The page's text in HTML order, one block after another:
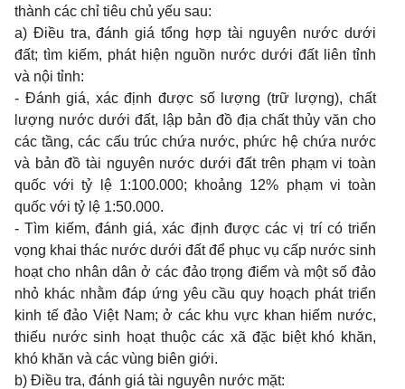
thành các chỉ tiêu chủ yếu sau:
a) Điều tra, đánh giá tổng hợp tài nguyên nước dưới
đất; tìm kiếm, phát hiện nguồn nước dưới đất liên tỉnh
và nội tỉnh:
- Đánh giá, xác định được số lượng (trữ lượng), chất
lượng nước dưới đất, lập bản đồ địa chất thủy văn cho
các tầng, các cấu trúc chứa nước, phức hệ chứa nước
và bản đồ tài nguyên nước dưới đất trên phạm vi toàn
quốc với tỷ lệ 1:100.000; khoảng 12% phạm vi toàn
quốc với tỷ lệ 1:50.000.
- Tìm kiếm, đánh giá, xác định được các vị trí có triển
vọng khai thác nước dưới đất để phục vụ cấp nước sinh
hoạt cho nhân dân ở các đảo trọng điểm và một số đảo
nhỏ khác nhằm đáp ứng yêu cầu quy hoạch phát triển
kinh tế đảo Việt Nam; ở các khu vực khan hiếm nước,
thiếu nước sinh hoạt thuộc các xã đặc biệt khó khăn,
khó khăn và các vùng biên giới.
b) Điều tra, đánh giá tài nguyên nước mặt: